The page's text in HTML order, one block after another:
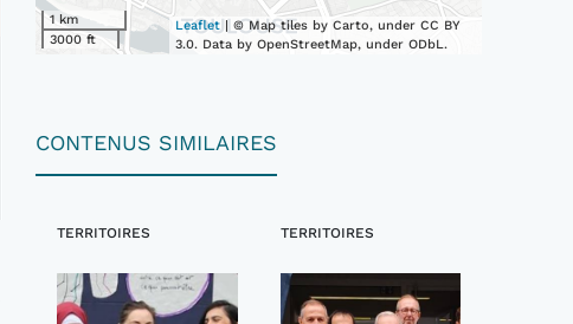
1 km
3000 ft
Leaflet | © Map tiles by Carto, under CC BY
3.0. Data by OpenStreetMap, under ODbL.
CONTENUS SIMILAIRES
TERRITOIRES TERRITOIRES